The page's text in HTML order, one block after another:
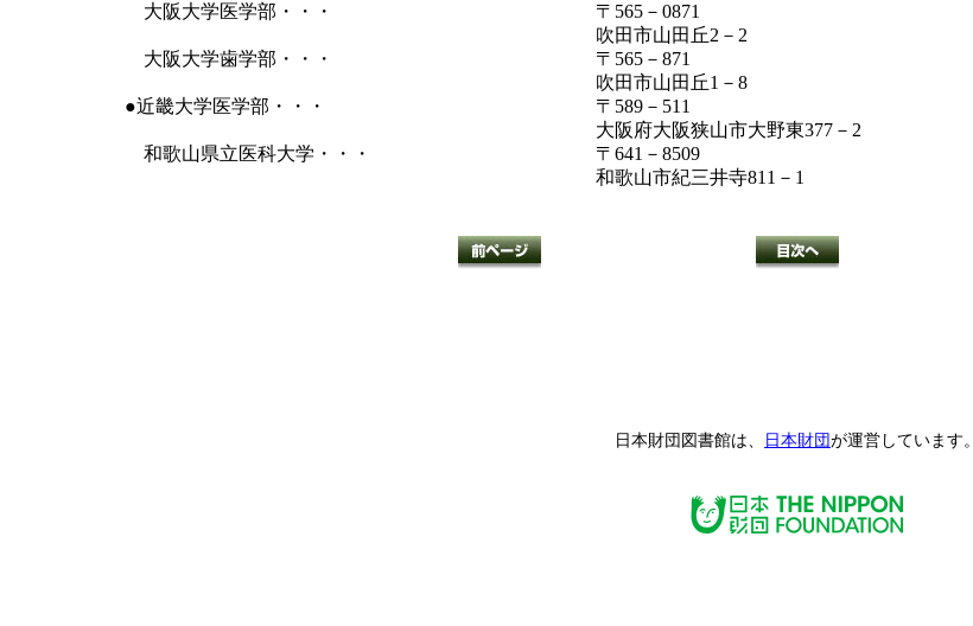
大阪大学医学部・・・
〒565－0871
吹田市山田丘2－2
大阪大学歯学部・・・
〒565－871
吹田市山田丘1－8
●近畿大学医学部・・・
〒589－511
大阪府大阪狭山市大野東377－2
和歌山県立医科大学・・・
〒641－8509
和歌山市紀三井寺811－1
日本財団図書館は、 日本財団が運営しています。